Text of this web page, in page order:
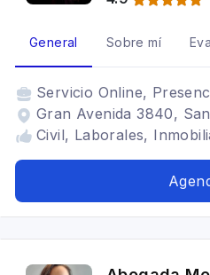
General Sobre mí
Servicio Online,
Gran Avenida 3840,
Civil, Laborales,